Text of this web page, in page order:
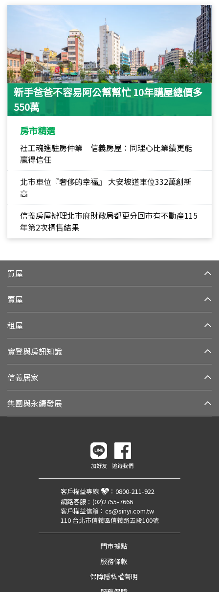
新手爸爸不容易阿公幫幫忙 10年購屋總價多
550萬
房市精選
社工魂進駐房仲業 信義房屋：同理心比業績更能
贏得信任
北市車位『奢侈的幸福』 大安坡道車位332萬創新
高
信義房屋辦理北市府財政局都更分回市有不動產115
年第2次標售結果
買屋
賣屋
租屋
實登與房訊知識
信義居家
集團與永續發展
加好友 追蹤我們
客戶權益專線 ： 0800-211-922
網路客服： (02)2755-7666
客戶權益信箱： cs@sinyi.com.tw
110 台北市信義區信義路五段100號
門市據點
服務條款
保障隱私權聲明